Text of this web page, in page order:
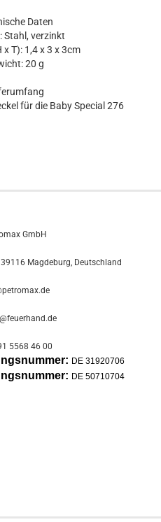
Daten
Stahl, verzinkt
x T): 1,4 x 3 x 3cm
20 g
für die Baby Special 276
GmbH
Magdeburg, Deutschland
5568 46 00
DE 31920706
DE 50710704